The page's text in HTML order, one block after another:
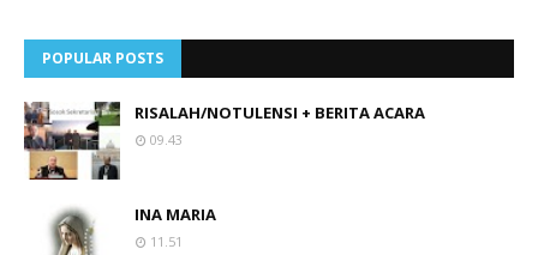
POPULAR POSTS
RISALAH/NOTULENSI + BERITA ACARA
09.43
INA MARIA
11.51